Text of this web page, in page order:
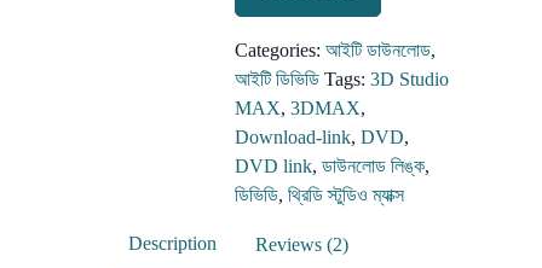
With
VFX
(Download
Link)
quantity
Categories: আইটি ডাউনলোড,
আইটি ডিভিডি Tags: 3D Studio
MAX, 3DMAX,
Download-link, DVD,
DVD link, ডাউনলোড লিঙ্ক,
ডিভিডি, থ্রিডি স্টুডিও ম্যাক্স
Description Reviews (2)